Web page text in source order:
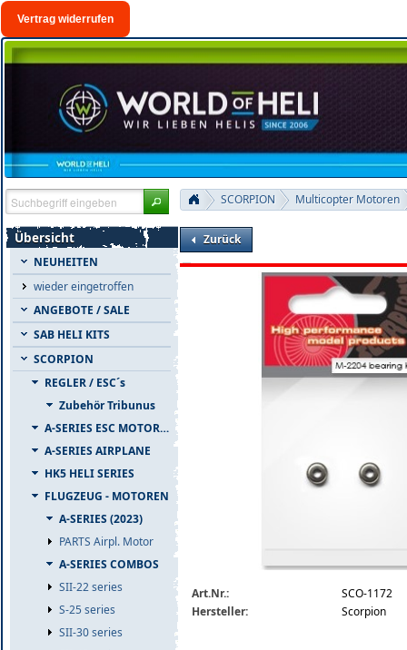
Vertrag widerrufen
Übersicht
NEUHEITEN
wieder eingetroffen
ANGEBOTE / SALE
SAB HELI KITS
SCORPION
REGLER / ESC´s
Zubehör Tribunus
A-SERIES ESC MOTOR COMBO
A-SERIES AIRPLANE
HK5 HELI SERIES
FLUGZEUG - MOTOREN
A-SERIES (2023)
PARTS Airpl. Motor
A-SERIES COMBOS
SII-22 series
S-25 series
SII-30 series
SCORPION Multicopter Motoren
Zurück
Art.Nr.:
SCO-1172
Hersteller:
Scorpion